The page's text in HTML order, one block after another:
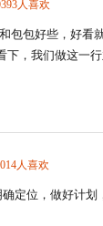
人喜欢
包包好些，好看
下，我们做这一
人喜欢
定位，做好计